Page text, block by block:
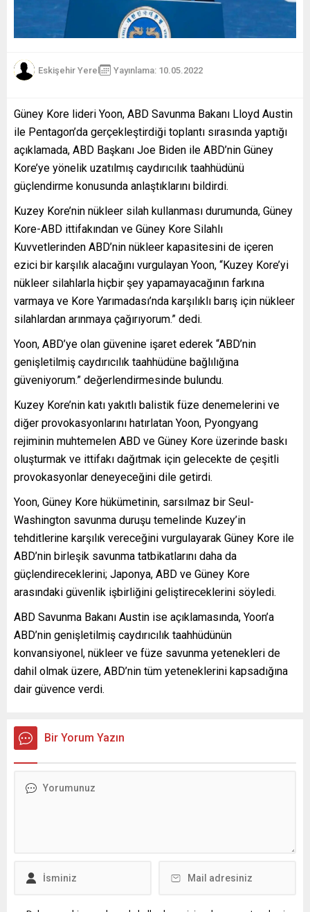
Eskişehir Yerel Yayınlama: 10.05.2022
Güney Kore lideri Yoon, ABD Savunma Bakanı Lloyd Austin
ile Pentagon’da gerçekleştirdiği toplantı sırasında yaptığı
açıklamada, ABD Başkanı Joe Biden ile ABD’nin Güney
Kore’ye yönelik uzatılmış caydırıcılık taahhüdünü
güçlendirme konusunda anlaştıklarını bildirdi.
Kuzey Kore’nin nükleer silah kullanması durumunda, Güney
Kore-ABD ittifakından ve Güney Kore Silahlı
Kuvvetlerinden ABD’nin nükleer kapasitesini de içeren
ezici bir karşılık alacağını vurgulayan Yoon, “Kuzey Kore’yi
nükleer silahlarla hiçbir şey yapamayacağının farkına
varmaya ve Kore Yarımadası’nda karşılıklı barış için nükleer
silahlardan arınmaya çağırıyorum.” dedi.
Yoon, ABD’ye olan güvenine işaret ederek “ABD’nin
genişletilmiş caydırıcılık taahhüdüne bağlılığına
güveniyorum.” değerlendirmesinde bulundu.
Kuzey Kore’nin katı yakıtlı balistik füze denemelerini ve
diğer provokasyonlarını hatırlatan Yoon, Pyongyang
rejiminin muhtemelen ABD ve Güney Kore üzerinde baskı
oluşturmak ve ittifakı dağıtmak için gelecekte de çeşitli
provokasyonlar deneyeceğini dile getirdi.
Yoon, Güney Kore hükümetinin, sarsılmaz bir Seul-
Washington savunma duruşu temelinde Kuzey’in
tehditlerine karşılık vereceğini vurgulayarak Güney Kore ile
ABD’nin birleşik savunma tatbikatlarını daha da
güçlendireceklerini; Japonya, ABD ve Güney Kore
arasındaki güvenlik işbirliğini geliştireceklerini söyledi.
ABD Savunma Bakanı Austin ise açıklamasında, Yoon’a
ABD’nin genişletilmiş caydırıcılık taahhüdünün
konvansiyonel, nükleer ve füze savunma yetenekleri de
dahil olmak üzere, ABD’nin tüm yeteneklerini kapsadığına
dair güvence verdi.
Bir Yorum Yazın